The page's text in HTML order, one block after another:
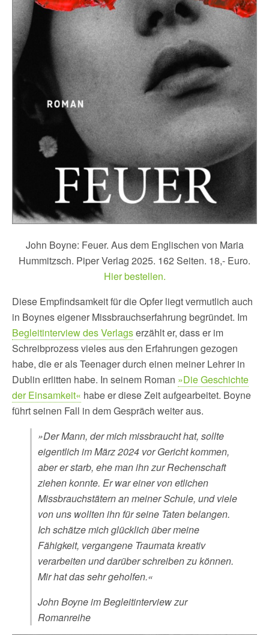
John Boyne: Feuer. Aus dem Englischen von Maria
Hummitzsch. Piper Verlag 2025. 162 Seiten. 18,- Euro.
Hier bestellen.
Diese Empfindsamkeit für die Opfer liegt vermutlich auch
in Boynes eigener Missbrauchserfahrung begründet. Im
Begleitinterview des Verlagserzählt er, dass er im
Schreibprozess vieles aus den Erfahrungen gezogen
habe, die er als Teenager durch einen meiner Lehrer in
Dublin erlitten habe. In seinem Roman »Die Geschichte
der Einsamkeit« habe er diese Zeit aufgearbeitet. Boyne
führt seinen Fall in dem Gespräch weiter aus.
»Der Mann, der mich missbraucht hat, sollte
eigentlich im März 2024 vor Gericht kommen,
aber er starb, ehe man ihn zur Rechenschaft
ziehen konnte. Er war einer von etlichen
Missbrauchstätern an meiner Schule, und viele
von uns wollten ihn für seine Taten belangen.
Ich schätze mich glücklich über meine
Fähigkeit, vergangene Traumata kreativ
verarbeiten und darüber schreiben zu können.
Mir hat das sehr geholfen.«
John Boyne im Begleitinterview zur
Romanreihe